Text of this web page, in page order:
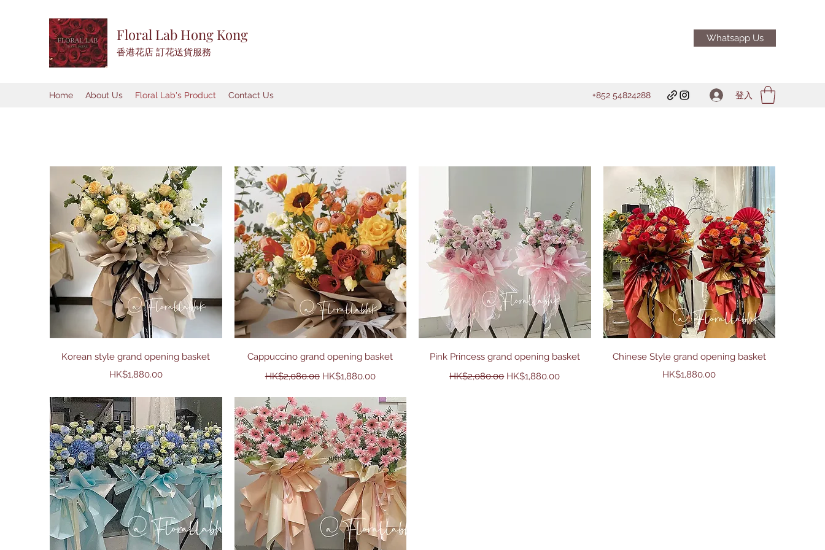
Floral Lab Hong Kong
​香港花店 訂花送貨服務
Whatsapp Us
Home About Us Floral Lab's Product Contact Us +852 54824288 登入
快速瀏覽
Korean style grand opening basket
價格
HK$1,880.00
快速瀏覽
Cappuccino grand opening basket
一般價格
HK$2,080.00 促銷價格
HK$1,880.00
快速瀏覽
Pink Princess grand opening basket
一般價格
HK$2,080.00 促銷價格
HK$1,880.00
快速瀏覽
Chinese Style grand opening basket
價格
HK$1,880.00